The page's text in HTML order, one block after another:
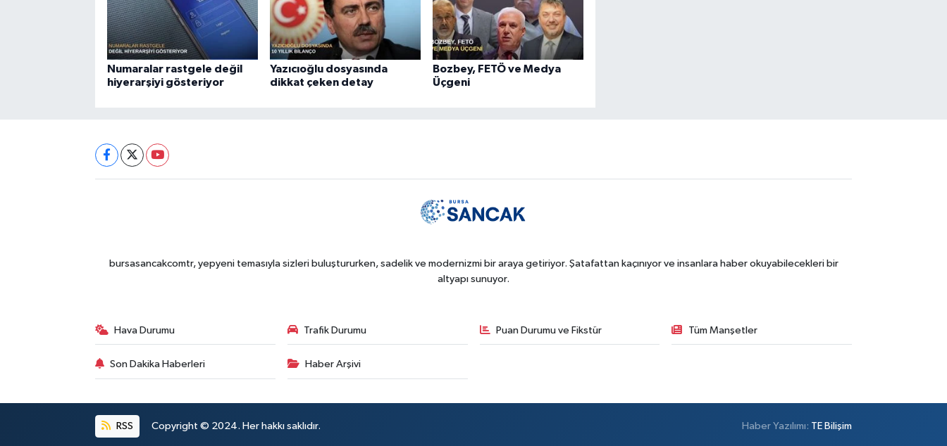
Numaralar rastgele değil
hiyerarşiyi gösteriyor
Yazıcıoğlu dosyasında
dikkat çeken detay
Bozbey, FETÖ ve Medya
Üçgeni
bursasancakcomtr, yepyeni temasıyla sizleri buluştururken, sadelik ve modernizmi bir araya getiriyor. Şatafattan kaçınıyor ve insanlara haber okuyabilecekleri bir
altyapı sunuyor.
Hava Durumu Trafik Durumu Puan Durumu ve Fikstür Tüm Manşetler
Son Dakika Haberleri Haber Arşivi
RSS Copyright © 2024. Her hakkı saklıdır. Haber Yazılımı: TE Bilişim